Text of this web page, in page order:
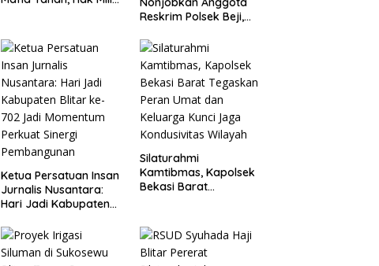
Reskrim Polsek Beji,
Transparansi
Penanganan Dugaan
Penganiayaan
Ketua Persatuan Insan
Jurnalis Nusantara:
Hari Jadi Kabupaten
Momentum Perkuat
Sinergi Pembangunan
Silaturahmi
Kamtibmas, Kapolsek
Bekasi Barat
Jaga Kondusivitas
Wilayah